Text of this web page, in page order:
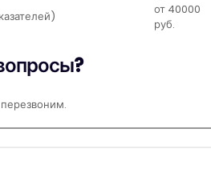
от 40000
руб.